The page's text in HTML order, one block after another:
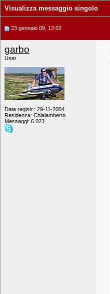
Visualizza messaggio singolo
23 gennaio 09, 12:02
garbo
User
Data registr.: 29-11-2004
Residenza: Chialamberto
Messaggi: 6.023